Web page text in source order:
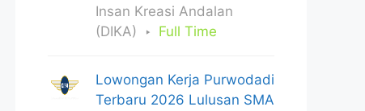
Insan Kreasi Andalan
(DIKA)
Full Time
Lowongan Kerja Purwodadi
Terbaru 2026 Lulusan SMA